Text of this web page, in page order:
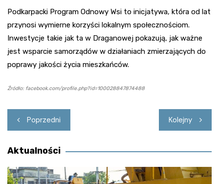
Podkarpacki Program Odnowy Wsi to inicjatywa, która od lat
przynosi wymierne korzyści lokalnym społecznościom.
Inwestycje takie jak ta w Draganowej pokazują, jak ważne
jest wsparcie samorządów w działaniach zmierzających do
poprawy jakości życia mieszkańców.
Źródło: facebook.com/profile.php?id=100028847874488
Nawigacja
wpisu
Poprzedni Kolejny
Aktualności